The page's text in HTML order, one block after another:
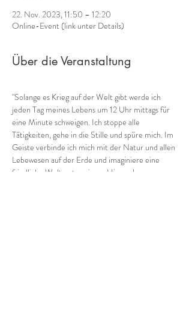
22. Nov. 2023, 11:50 – 12:20
Online-Event (link unter Details)
Über die Veranstaltung
"Solange es Krieg auf der Welt gibt werde ich
jeden Tag meines Lebens um 12 Uhr mittags für
eine Minute schweigen. Ich stoppe alle
Tätigkeiten, gehe in die Stille und spüre mich. Im
Geiste verbinde ich mich mit der Natur und allen
Lebewesen auf der Erde und imaginiere eine
friedliche Welt unter einem Himmel.